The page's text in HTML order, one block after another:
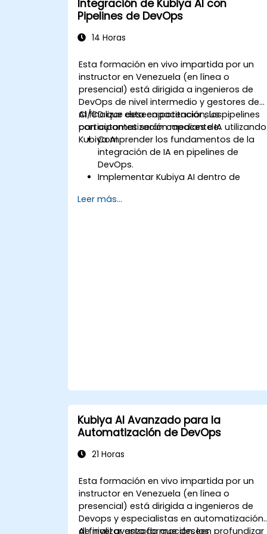
Integración de Kubiya AI con
Pipelines de DevOps
14 Horas
Esta formación en vivo impartida por un
instructor en Venezuela (en línea o
presencial) está dirigida a ingenieros de
DevOps de nivel intermedio y gestores de
CI/CD que deseen potenciar sus pipelines
con automatización mediante IA utilizando
Kubiya AI.
Al finalizar esta capacitación, los
participantes serán capaces de:
Comprender los fundamentos de la
integración de IA en pipelines de
DevOps.
Implementar Kubiya AI dentro de
como Jenkins y GitLab CI.
Leer más...
Kubiya AI Avanzado para la
Automatización de DevOps
21 Horas
Esta formación en vivo impartida por un
instructor en Venezuela (en línea o
presencial) está dirigida a ingenieros de
Devops y especialistas en automatización
de nivel avanzado que deseen profundizar
Al finalizar esta formación, los